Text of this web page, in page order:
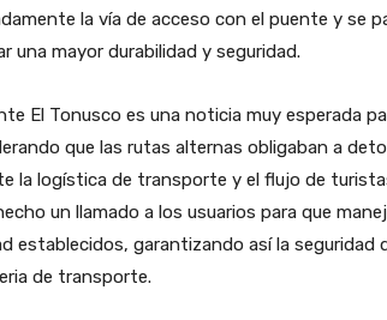
la vía de acceso con el puente y se
una mayor durabilidad y seguridad.
El Tonusco es una noticia muy esperada
que las rutas alternas obligaban a
la logística de transporte y el flujo de
un llamado a los usuarios para que
establecidos, garantizando así la
de transporte.